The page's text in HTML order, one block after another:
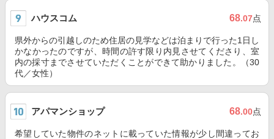
ハウスコム 68.07点
県外からの引越しのため住居の見学などは泊まりで行った1日し
かなかったのですが、時間の許す限り内見させてくださり、室
内の採寸までさせていただくことができて助かりました。（30
代／女性）
アパマンショップ 68.00点
希望していた物件のネットに載っていた情報が少し間違ってお